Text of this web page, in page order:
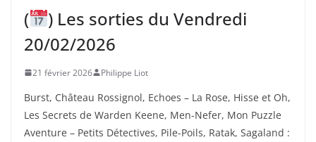
(
) Les sorties du Vendredi
20/02/2026
21 février 2026 Philippe Liot
Burst, Château Rossignol, Echoes – La Rose, Hisse et Oh,
Les Secrets de Warden Keene, Men-Nefer, Mon Puzzle
Aventure – Petits Détectives, Pile-Poils, Ratak, Sagaland :